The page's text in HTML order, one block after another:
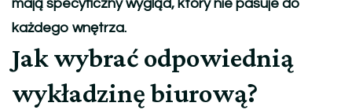
mają specyficzny wygląd, który nie pasuje do
każdego wnętrza.
Jak wybrać odpowiednią
wykładzinę biurową?